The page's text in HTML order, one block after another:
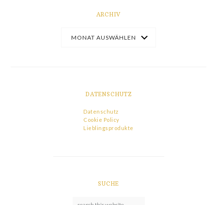
ARCHIV
DATENSCHUTZ
Datenschutz
Cookie Policy
Lieblingsprodukte
SUCHE